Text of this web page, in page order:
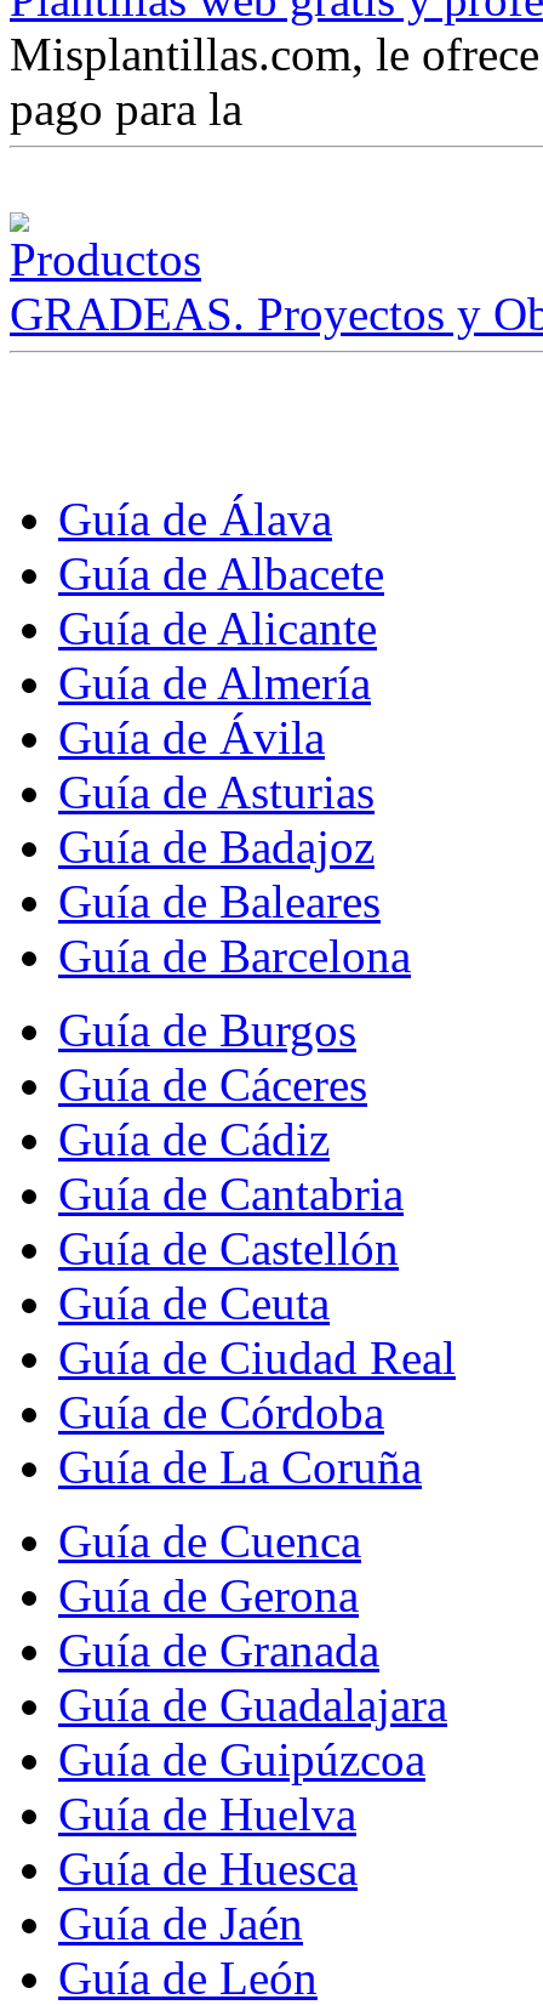
Misplantillas.com, le
pago para la
GRADEAS. Proyectos y
Guía de Álava
Guía de Albacete
Guía de Alicante
Guía de Almería
Guía de Ávila
Guía de Asturias
Guía de Badajoz
Guía de Baleares
Guía de Barcelona
Guía de Burgos
Guía de Cáceres
Guía de Cádiz
Guía de Cantabria
Guía de Castellón
Guía de Ceuta
Guía de Ciudad Real
Guía de Córdoba
Guía de La Coruña
Guía de Cuenca
Guía de Gerona
Guía de Granada
Guía de Guadalajara
Guía de Guipúzcoa
Guía de Huelva
Guía de Huesca
Guía de Jaén
Guía de León